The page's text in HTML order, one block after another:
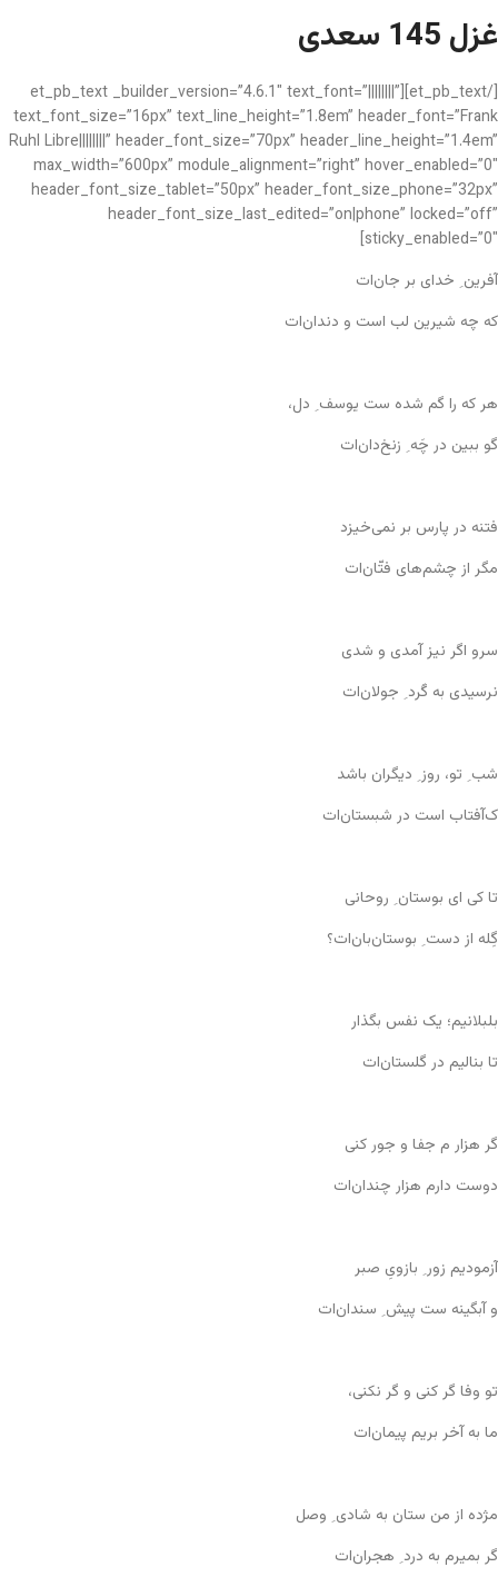
غزل 145 سعدی
[/et_pb_text][et_pb_text _builder_version=”4.6.1″ text_font=”||||||||”
text_font_size=”16px” text_line_height=”1.8em” header_font=”Frank
Ruhl Libre||||||||” header_font_size=”70px” header_line_height=”1.4em”
max_width=”600px” module_alignment=”right” hover_enabled=”0″
header_font_size_tablet=”50px” header_font_size_phone=”32px”
header_font_size_last_edited=”on|phone” locked=”off”
sticky_enabled=”0″]
آفرین ِ خدای بر جان‌ات
که چه شیرین لب است و دندان‌ات
هر که را گم شده ست یوسف ِ دل،
گو ببین در چَه ِ زنخ‌دان‌ات
فتنه در پارس بر نمی‌خیزد
مگر از چشم‌های فتّان‌ات
سرو اگر نیز آمدی و شدی
نرسیدی به گَرد ِ جولان‌ات
شب ِ تو، روز ِ دیگران باشد
ک‌آفتاب است در شبستان‌ات
تا کی ای بوستان ِ روحانی
گِله از دست ِ بوستان‌بان‌ات؟
بلبلانیم؛ یک نفس بگذار
تا بنالیم در گلستان‌ات
گر هزار م جفا و جور کنی
دوست دارم هزار چندان‌ات
آزمودیم زور ِ بازویِ صبر
و آبگینه ست پیش ِ سندان‌ات
تو وفا گر کنی و گر نکنی،
ما به آخر بریم پیمان‌ات
مژده از من ستان به شادی ِ وصل
گر بمیرم به درد ِ هجران‌ات